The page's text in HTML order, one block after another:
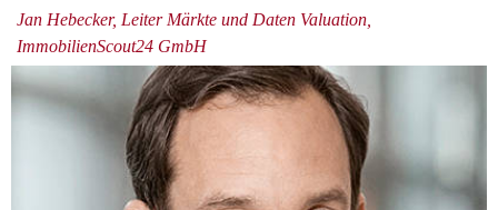
Jan Hebecker, Leiter Märkte und Daten Valuation,
ImmobilienScout24 GmbH